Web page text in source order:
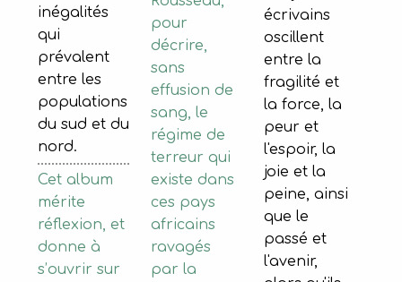
inégalités
qui
prévalent
entre les
populations
du sud et du
nord.
Cet album
mérite
réflexion, et
donne à
s’ouvrir sur
pour
décrire,
sans
effusion de
sang, le
régime de
terreur qui
existe dans
ces pays
africains
ravagés
par la
écrivains
oscillent
entre la
fragilité et
la force, la
peur et
l'espoir, la
joie et la
peine, ainsi
que le
passé et
l'avenir,